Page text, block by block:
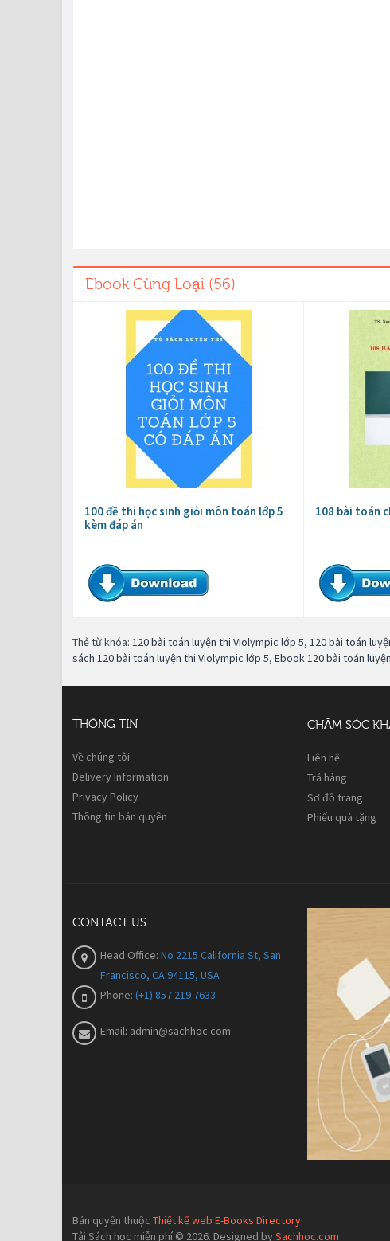
Ebook Cùng Loại (56)
100 đề thi học sinh giỏi môn toán lớp 5
kèm đáp án
108 bài toán
Thẻ từ khóa: 120 bài toán luyện thi Violympic lớp 5, 120 bài toán
sách 120 bài toán luyện thi Violympic lớp 5, Ebook 120 bài toán
THÔNG TIN
Về chúng tôi
Delivery Information
Privacy Policy
Thông tin bản quyền
CHĂM SÓC
Liên hệ
Trả hàng
Sơ đồ trang
Phiếu quà tặng
CONTACT US
Head Office: No 2215 California St, San
Francisco, CA 94115, USA
Phone: (+1) 857 219 7633
Email: admin@sachhoc.com
Bản quyền thuộc Thiết kế web E-Books Directory
Tải Sách học miễn phí © 2026. Designed by Sachhoc.com